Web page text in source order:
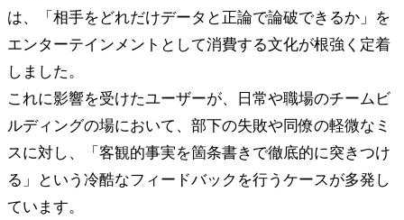
は、「相手をどれだけデータと正論で論破できるか」を
エンターテインメントとして消費する文化が根強く定着
しました。
これに影響を受けたユーザーが、日常や職場のチームビ
ルディングの場において、部下の失敗や同僚の軽微なミ
スに対し、「客観的事実を箇条書きで徹底的に突きつけ
る」という冷酷なフィードバックを行うケースが多発し
ています。